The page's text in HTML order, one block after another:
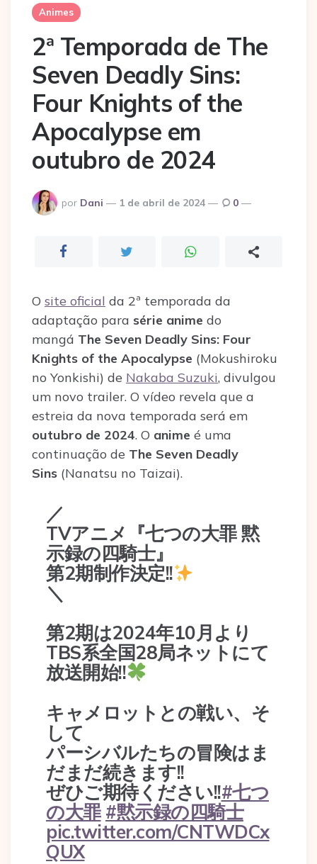
Animes
2ª Temporada de The
Seven Deadly Sins:
Four Knights of the
Apocalypse em
outubro de 2024
Postado
por
por Dani 1 de abril de 2024 0
O site oficial da 2ª temporada da
adaptação para série anime do
mangá The Seven Deadly Sins: Four
Knights of the Apocalypse (Mokushiroku
no Yonkishi) de Nakaba Suzuki, divulgou
um novo trailer. O vídeo revela que a
estreia da nova temporada será em
outubro de 2024. O anime é uma
continuação de The Seven Deadly
Sins (Nanatsu no Taizai).
／
TVアニメ『七つの大罪 黙
示録の四騎士』
第2期制作決定!!
＼
第2期は2024年10月より
TBS系全国28局ネットにて
放送開始!!
キャメロットとの戦い、そ
して
パーシバルたちの冒険はま
だまだ続きます!!
ぜひご期待ください!!#七つ
の大罪 #黙示録の四騎士
pic.twitter.com/CNTWDCx
QUX